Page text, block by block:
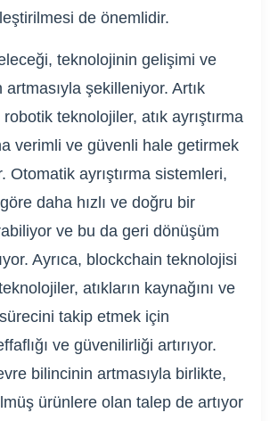
de önemlidir.
teknolojinin gelişimi ve
şekilleniyor. Artık
teknolojiler, atık ayrıştırma
verimli ve güvenli hale getirmek
Otomatik ayrıştırma sistemleri,
daha hızlı ve doğru bir
ve bu da geri dönüşüm
Ayrıca, blockchain teknolojisi
atıkların kaynağını ve
takip etmek için
ve güvenilirliği artırıyor.
bilincinin artmasıyla birlikte,
ürünlere olan talep de artıyor